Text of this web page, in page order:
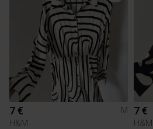
7 €
M
H&M
7 €
H&M